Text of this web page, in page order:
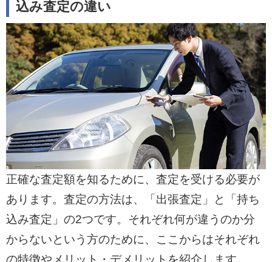
込み査定の違い
正確な査定額を知るために、査定を受ける必要が
あります。査定の方法は、「出張査定」と「持ち
込み査定」の2つです。それぞれ何が違うのか分
からないという方のために、ここからはそれぞれ
の特徴やメリット・デメリットを紹介します。